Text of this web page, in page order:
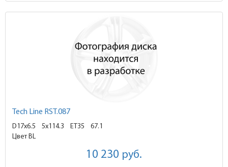
Tech Line RST.087
D17x6.5 5x114.3 ET35
67.1
Цвет BL
10 230 руб.